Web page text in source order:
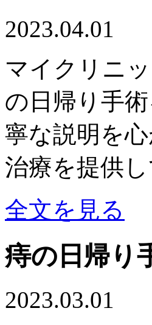
2023.04.01
マイクリニ
の日帰り手
寧な説明を
治療を提供
全文を見る
痔の日帰り
2023.03.01